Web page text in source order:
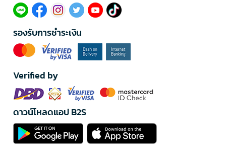
รองรับการชำระเงิน
Verified by
ดาวน์โหลดแอป B2S